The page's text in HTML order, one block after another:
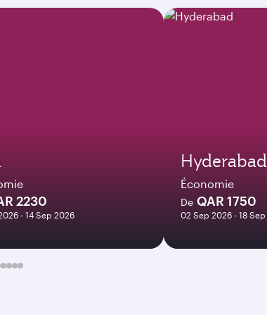
2230
- 14 Sep 2026
Hyderabad
Économie
De QAR 1750
02 Sep 2026 - 18